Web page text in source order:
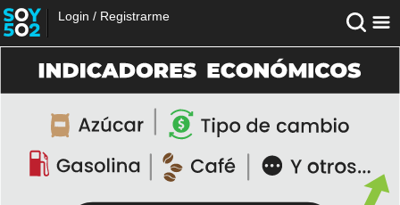
Login / Registrarme